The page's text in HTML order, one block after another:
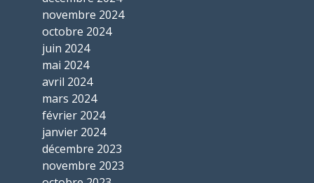
novembre 2024
octobre 2024
juin 2024
mai 2024
avril 2024
mars 2024
février 2024
janvier 2024
décembre 2023
novembre 2023